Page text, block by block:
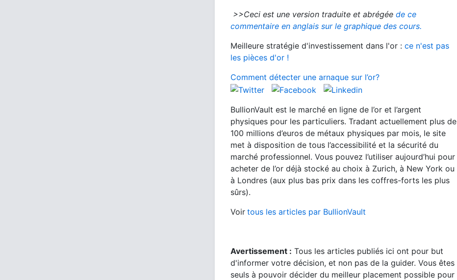
>>Ceci est une version traduite et abrégée de ce
commentaire en anglais sur le graphique des cours.
Meilleure stratégie d'investissement dans l'or : ce n'est pas
les pièces d'or !
Comment détecter une arnaque sur l’or?
BullionVault est le marché en ligne de l’or et l’argent
physiques pour les particuliers. Tradant actuellement plus de
100 millions d’euros de métaux physiques par mois, le site
met à disposition de tous l’accessibilité et la sécurité du
marché professionnel. Vous pouvez l’utiliser aujourd’hui pour
acheter de l’or déjà stocké au choix à Zurich, à New York ou
à Londres (aux plus bas prix dans les coffres-forts les plus
sûrs).
Voir tous les articles par BullionVault
Avertissement : Tous les articles publiés ici ont pour but
d'informer votre décision, et non pas de la guider. Vous êtes
seuls à pouvoir décider du meilleur placement possible pour